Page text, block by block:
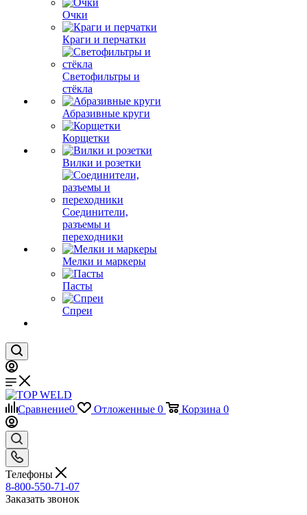
Очки
Краги и перчатки
Светофильтры и
стёкла
Абразивные круги
Корщетки
Вилки и розетки
Соединители,
разъемы и
переходники
Мелки и маркеры
Пасты
Спреи
Сравнение0 Отложенные 0 Корзина 0
Телефоны
8-800-550-71-07
Заказать звонок